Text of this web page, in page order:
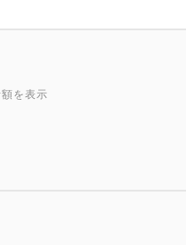
を表示